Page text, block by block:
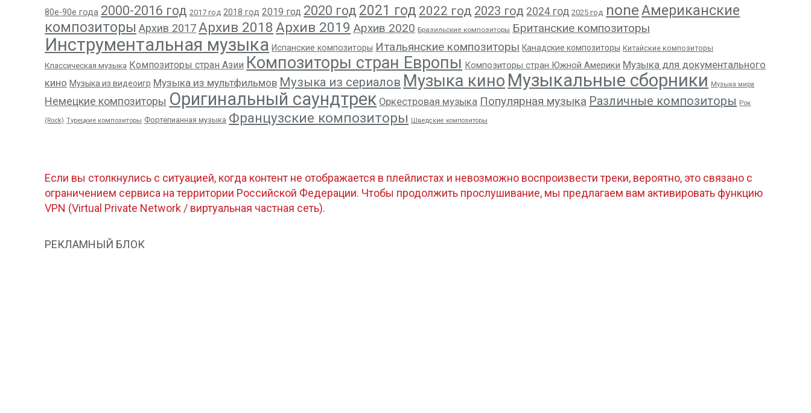
80е-90е года 2000-2016 год 2017 год 2018 год 2019 год 2020 год 2021 год 2022 год 2023 год 2024 год 2025 год noneАмериканские
композиторы Архив 2017Архив 2018 Архив 2019 Архив 2020 Бразильские композиторы Британские композиторы
Инструментальная музыка Испанские композиторы Итальянские композиторы Канадские композиторы Китайские композиторы
Классическая музыка Композиторы стран Азии Композиторы стран Европы Композиторы стран Южной Америки Музыка для документального
кино Музыка из видеоигр Музыка из мультфильмов Музыка из сериалов Музыка кино Музыкальные сборники Музыка мира
Немецкие композиторы Оригинальный саундтрек Оркестровая музыка Популярная музыка Различные композиторы Рок
(Rock) Турецкие композиторы Фортепианная музыка Французские композиторы Шведские композиторы
Если вы столкнулись с ситуацией, когда контент не отображается в плейлистах и невозможно воспроизвести треки, вероятно, это связано с
ограничением сервиса на территории Российской Федерации. Чтобы продолжить прослушивание, мы предлагаем вам активировать функцию
VPN (Virtual Private Network / виртуальная частная сеть).
РЕКЛАМНЫЙ БЛОК